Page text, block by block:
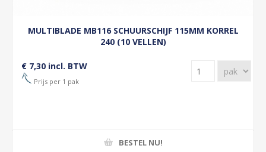
MULTIBLADE MB116 SCHUURSCHIJF 115MM KORREL
240 (10 VELLEN)
€ 7,30 incl. BTW
Prijs per 1 pak
BESTEL NU!